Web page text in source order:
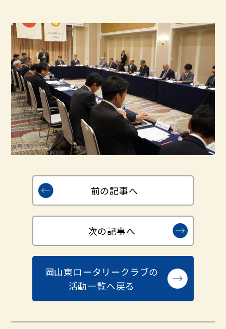
前の記事へ
岡山東ロータリークラブの
活動一覧へ戻る
次の記事へ